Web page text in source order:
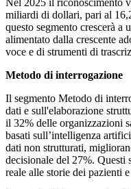
Nel 2025 il riconoscimento
miliardi di dollari, pari al
questo segmento crescerà
alimentato dalla crescente
voce e di strumenti di
Metodo di interrogazione
Il segmento Metodo di
dati e sull'elaborazione
il 32% delle organizzazioni
basati sull’intelligenza
dati non strutturati,
decisionale del 27%. Questi
reale alle storie dei pazienti